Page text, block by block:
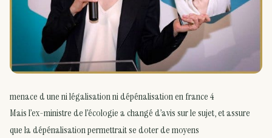
menace d une ni légalisation ni dépénalisation en france 4
Mais l’ex-ministre de l’écologie a changé d’avis sur le sujet, et assure
que la dépénalisation permettrait se doter de moyens